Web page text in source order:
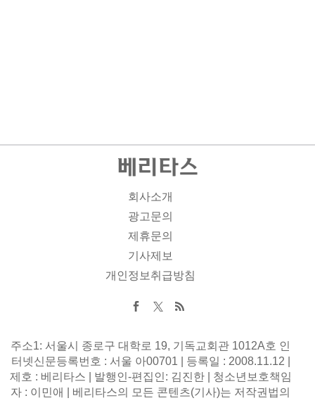
회사소개
광고문의
제휴문의
기사제보
개인정보취급방침
주소1: 서울시 종로구 대학로 19, 기독교회관 1012A호 인
터넷신문등록번호 : 서울 아00701 | 등록일 : 2008.11.12 |
제호 : 베리타스 | 발행인-편집인: 김진한 | 청소년보호책임
자 : 이민애 | 베리타스의 모든 콘텐츠(기사)는 저작권법의